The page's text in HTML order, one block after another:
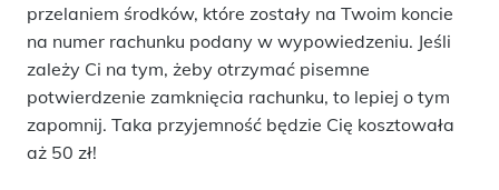
przelaniem środków, które zostały na Twoim koncie
na numer rachunku podany w wypowiedzeniu. Jeśli
zależy Ci na tym, żeby otrzymać pisemne
potwierdzenie zamknięcia rachunku, to lepiej o tym
zapomnij. Taka przyjemność będzie Cię kosztowała
aż 50 zł!